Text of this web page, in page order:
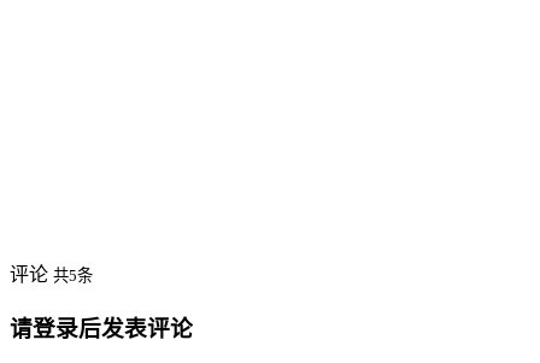
评论 共5条
请登录后发表评论